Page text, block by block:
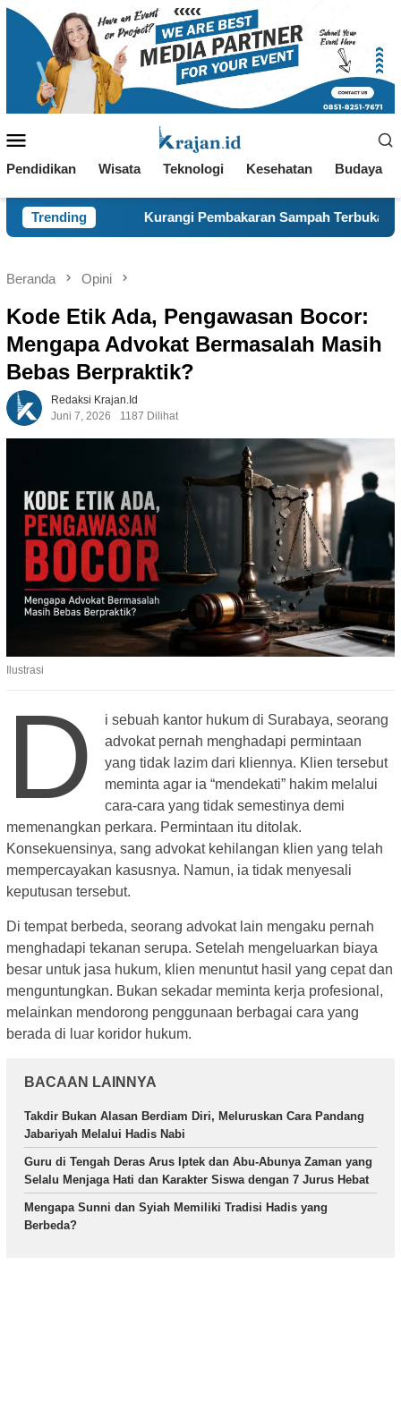
Loncat
Mobile
Pendidikan Wisata Teknologi Kesehatan Budaya
Trending
Pembakaran Sampah Terbuka, KKN 120 dan Warga
Beranda Opini
Kode Etik Ada, Pengawasan Bocor:
Mengapa Advokat Bermasalah Masih
Bebas Berpraktik?
Redaksi Krajan.id
Juni 7, 2026
1187 Dilihat
Ilustrasi
D
i sebuah kantor hukum di Surabaya, seorang
advokat pernah menghadapi permintaan
yang tidak lazim dari kliennya. Klien tersebut
meminta agar ia “mendekati” hakim melalui
cara-cara yang tidak semestinya demi
memenangkan perkara. Permintaan itu ditolak.
Konsekuensinya, sang advokat kehilangan klien yang telah
mempercayakan kasusnya. Namun, ia tidak menyesali
keputusan tersebut.
Di tempat berbeda, seorang advokat lain mengaku pernah
menghadapi tekanan serupa. Setelah mengeluarkan biaya
besar untuk jasa hukum, klien menuntut hasil yang cepat dan
menguntungkan. Bukan sekadar meminta kerja profesional,
melainkan mendorong penggunaan berbagai cara yang
berada di luar koridor hukum.
BACAAN LAINNYA
Takdir Bukan Alasan Berdiam Diri, Meluruskan Cara Pandang
Jabariyah Melalui Hadis Nabi
Guru di Tengah Deras Arus Iptek dan Abu-Abunya Zaman yang
Selalu Menjaga Hati dan Karakter Siswa dengan 7 Jurus Hebat
Mengapa Sunni dan Syiah Memiliki Tradisi Hadis yang
Berbeda?